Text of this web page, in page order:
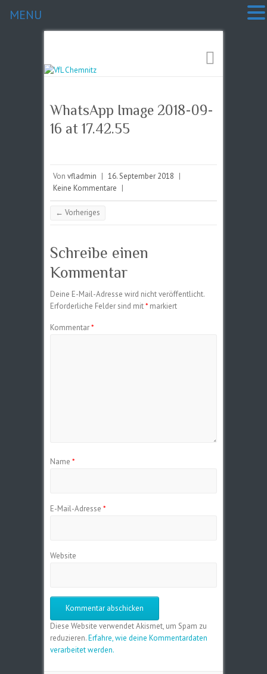
WhatsApp Image 2018-09-
16 at 17.42.55
Von vfladmin | 16. September 2018 |
Keine Kommentare |
← Vorheriges
Schreibe einen
Kommentar
Deine E-Mail-Adresse wird nicht veröffentlicht.
Erforderliche Felder sind mit* markiert
Kommentar*
Name *
E-Mail-Adresse *
Website
Diese Website verwendet Akismet, um Spam zu
reduzieren.Erfahre, wie deine Kommentardaten
verarbeitet werden.
MENU